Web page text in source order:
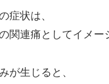
症状は、
関連痛 としてイメー
が生じると、